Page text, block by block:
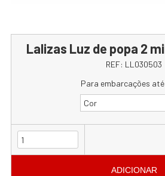
Lalizas Luz de popa 2
REF: LL030503
Para embarcações
Cor
ADICIONAR